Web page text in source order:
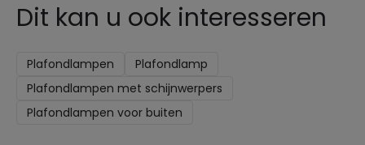
Dit kan u ook interesseren
Plafondlampen
Plafondlamp
Plafondlampen met schijnwerpers
Plafondlampen voor buiten